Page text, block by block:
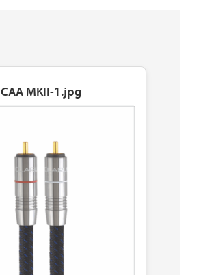
CAA MKII-1.jpg